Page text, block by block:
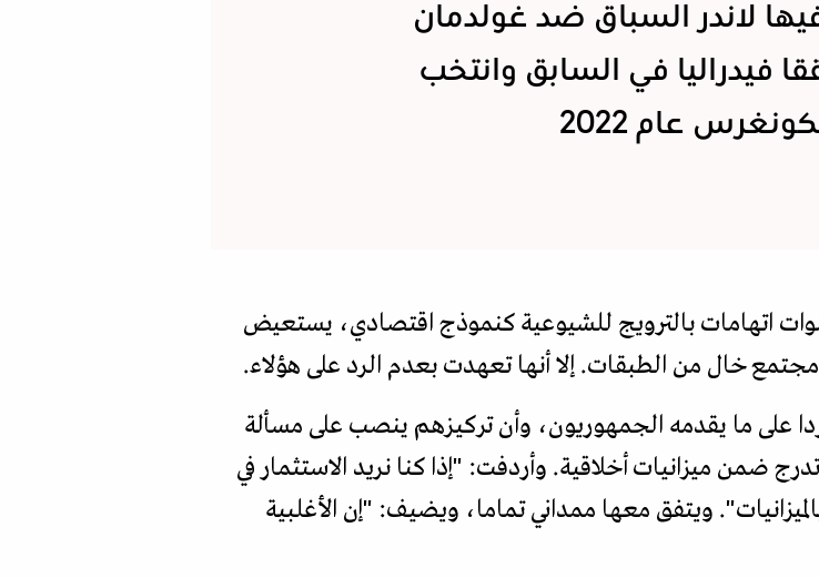
لاندر السباق ضد غولدمان
فيدراليا في السابق وانتخب
عام 2022
اتهامات بالترويج للشيوعية كنموذج اقتصادي، يستعيض
مجتمع خال من الطبقات. إلا أنها تعهدت بعدم الرد على هؤلاء.
على ما يقدمه الجمهوريون، وأن تركيزهم ينصب على مسألة
ضمن ميزانيات أخلاقية. وأردفت: "إذا كنا نريد الاستثمار في
ويتفق معها ممداني تماما، ويضيف: "إن الأغلبية